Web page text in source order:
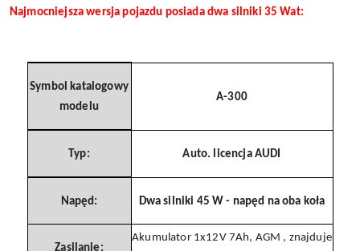
Najmocniejsza wersja pojazdu posiada dwa silniki 35 Wat:
Symbol katalogowy
modelu
A-300
Typ: Auto. licencja AUDI
Napęd: Dwa silniki 45 W - napęd na oba koła
Zasilanie:
Akumulator 1x12V 7Ah, AGM , znajduje